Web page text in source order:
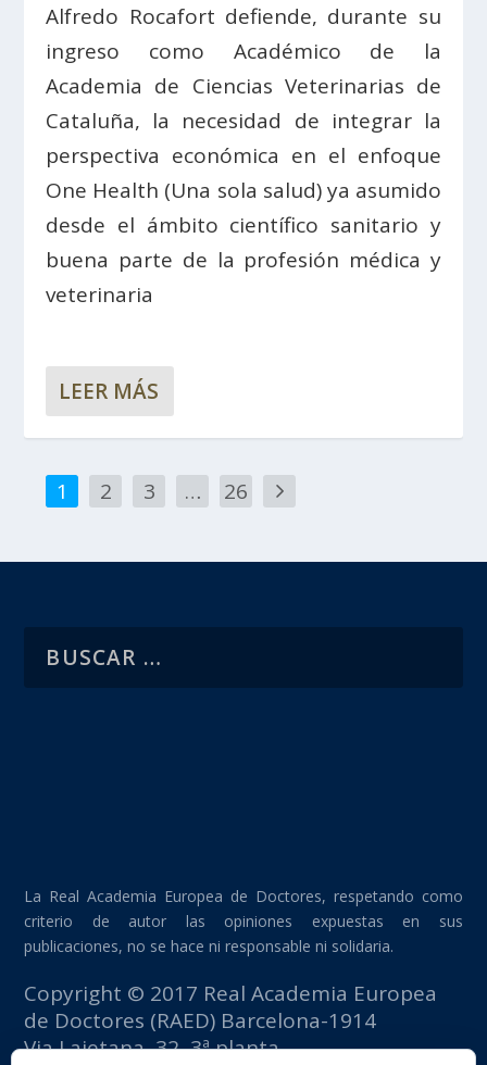
Alfredo Rocafort defiende, durante su
ingreso como Académico de la
Academia de Ciencias Veterinarias de
Cataluña, la necesidad de integrar la
perspectiva económica en el enfoque
One Health (Una sola salud) ya asumido
desde el ámbito científico sanitario y
buena parte de la profesión médica y
veterinaria
LEER MÁS
1 2 3 … 26
La Real Academia Europea de Doctores, respetando como
criterio de autor las opiniones expuestas en sus
publicaciones, no se hace ni responsable ni solidaria.
Copyright © 2017 Real Academia Europea
de Doctores (RAED) Barcelona-1914
Via Laietana, 32, 3ª planta